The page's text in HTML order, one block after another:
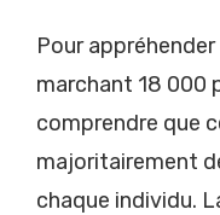
Pour
marchant 18 000
comprendre que
majoritairement
chaque individu.